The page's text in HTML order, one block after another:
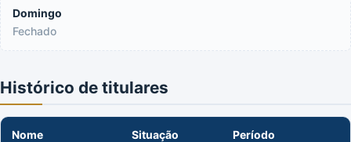
Domingo
Fechado
Histórico de titulares
Nome Situação Período